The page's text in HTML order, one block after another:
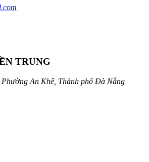
TRUNG
An Khê, Thành phố Đà Nẵng